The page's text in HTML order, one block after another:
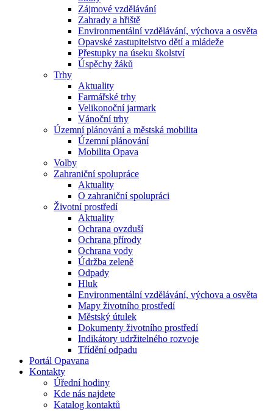
Zájmové vzdělávání
Zahrady a hřiště
Environmentální vzdělávání, výchova a osvěta
Opavské zastupitelstvo dětí a mládeže
Přestupky na úseku školství
Úspěchy žáků
Trhy
Aktuality
Farmářské trhy
Velikonoční jarmark
Vánoční trhy
Územní plánování a městská mobilita
Územní plánování
Mobilita Opava
Volby
Zahraniční spolupráce
Aktuality
O zahraniční spolupráci
Životní prostředí
Aktuality
Ochrana ovzduší
Ochrana přírody
Ochrana vody
Údržba zeleně
Odpady
Hluk
Environmentální vzdělávání, výchova a osvěta
Mapy životního prostředí
Městský útulek
Dokumenty životního prostředí
Indikátory udržitelného rozvoje
Třídění odpadu
Portál Opavana
Kontakty
Úřední hodiny
Kde nás najdete
Katalog kontaktů